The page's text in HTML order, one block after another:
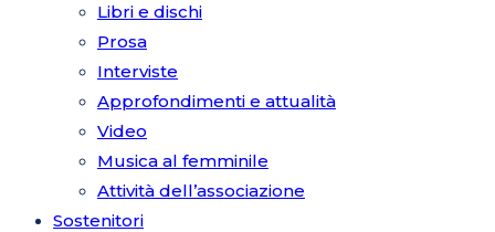
Libri e dischi
Prosa
Interviste
Approfondimenti e attualità
Video
Musica al femminile
Attività dell’associazione
Sostenitori